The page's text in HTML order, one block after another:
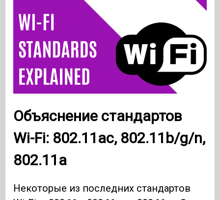
Объяснение стандартов
Wi-Fi: 802.11ac, 802.11b/g/n,
802.11a
Некоторые из последних стандартов